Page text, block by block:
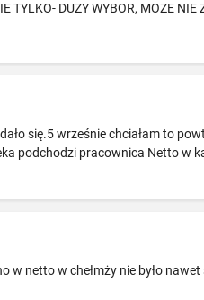
TYLKO- DUZY WYBOR, MOZE
się.5 wrześnie chciałam to
podchodzi pracownica Netto
netto w chełmży nie było